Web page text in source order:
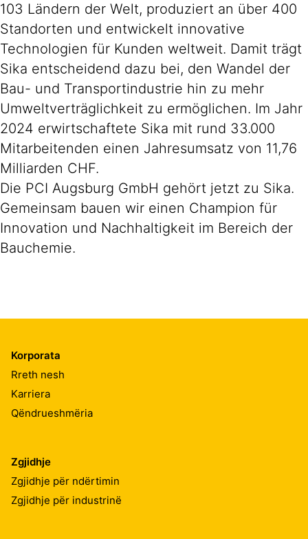
103 Ländern der Welt, produziert an über 400
Standorten und entwickelt innovative
Technologien für Kunden weltweit. Damit trägt
Sika entscheidend dazu bei, den Wandel der
Bau- und Transportindustrie hin zu mehr
Umweltverträglichkeit zu ermöglichen. Im Jahr
2024 erwirtschaftete Sika mit rund 33.000
Mitarbeitenden einen Jahresumsatz von 11,76
Milliarden CHF.
Die PCI Augsburg GmbH gehört jetzt zu Sika.
Gemeinsam bauen wir einen Champion für
Innovation und Nachhaltigkeit im Bereich der
Bauchemie.
Korporata
Rreth nesh
Karriera
Qëndrueshmëria
Zgjidhje
Zgjidhje për ndërtimin
Zgjidhje për industrinë